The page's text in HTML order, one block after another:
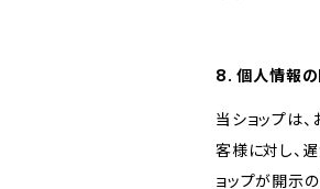
8. 個人情報
当ショップは
客様に対し、
ョップが開示